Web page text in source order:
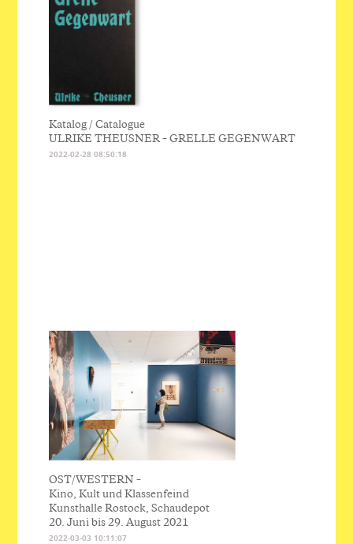
Katalog / Catalogue
ULRIKE THEUSNER – GRELLE GEGENWART
2022-02-28 08:50:18
OST/WESTERN –
Kino, Kult und Klassenfeind
Kunsthalle Rostock, Schaudepot
20. Juni bis 29. August 2021
2022-03-03 10:11:07